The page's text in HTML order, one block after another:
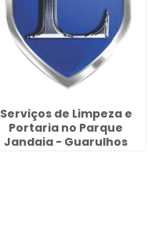
Serviços de Limpeza e
Portaria no Parque
Jandaia - Guarulhos